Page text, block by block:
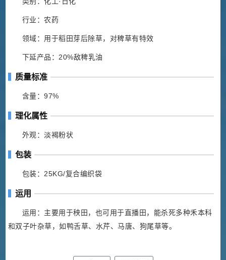
行业：农药
领域：用于稻田芽后除草，对稗草有特效
下延产品：20%敌稗乳油
质量标准
含量：97%
理化属性
外观：淡褐粉状
包装
包装：25KG/复合编织袋
运用
运用：主要用于秧田，也可用于直播田，能杀死多种禾本科
和双子叶杂草，如鸭舌草、水芹、马唐、狗尾草等。